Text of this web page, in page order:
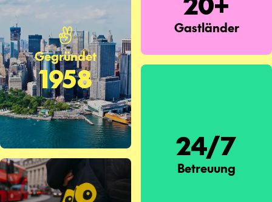
Gegründet
1958
Gastländer
24/7
Betreuung